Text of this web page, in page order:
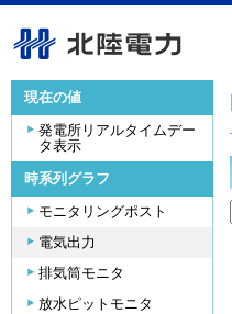
現在の値
発電所リアルタイムデー
タ表示
時系列グラフ
モニタリングポスト
電気出力
排気筒モニタ
放水ピットモニタ